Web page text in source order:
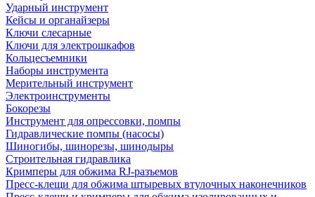
Ударный инструмент
Кейсы и органайзеры
Ключи слесарные
Ключи для электрошкафов
Кольцесъемники
Наборы инструмента
Мерительный инструмент
Электроинструменты
Бокорезы
Инструмент для опрессовки, помпы
Гидравлические помпы (насосы)
Шиногибы, шинорезы, шинодыры
Строительная гидравлика
Кримперы для обжима RJ-разъемов
Пресс-клещи для обжима штыревых втулочных наконечников